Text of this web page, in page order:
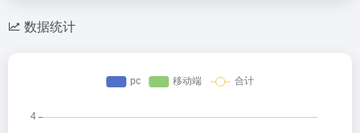
数据统计